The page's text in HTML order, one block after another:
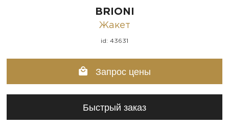
BRIONI
Жакет
id: 43631
Запрос цены
Быстрый заказ